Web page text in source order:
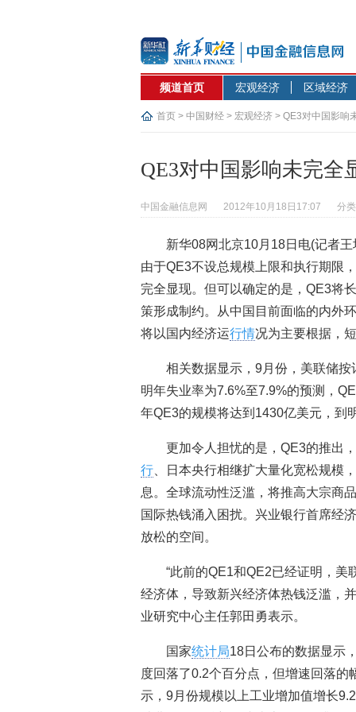
频道首页 宏观经济 区域经济
首页 > 中国财经 > 宏观经济 > QE3对中国影响
QE3对中国影响未完全
中国金融信息网 2012年10月18日17:07 分
新华08网北京10月18日电(记者
由于QE3不设总规模上限和执行期限
完全显现。但可以确定的是，QE3将
策形成制约。从中国目前面临的内外
将以国内经济运行情况为主要根据，
相关数据显示，9月份，美联储
明年失业率为7.6%至7.9%的预测，
年QE3的规模将达到1430亿美元，到
更加令人担忧的是，QE3的推出
行 、日本央行相继扩大量化宽松规模
息。全球流动性泛滥，将推高大宗商
国际热钱涌入困扰。兴业银行首席经
放松的空间。
“此前的QE1和QE2已经证明，
经济体，导致新兴经济体热钱泛滥，
业研究中心主任郭田勇表示。
国家统计局18日公布的数据显示
度回落了0.2个百分点，但增速回落
示，9月份规模以上工业增加值增长